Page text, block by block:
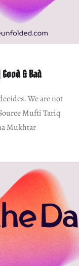
& Bad
We are not
Mufti Tariq
Mukhtar